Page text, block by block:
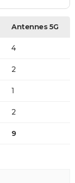
Antennes 5G
4
2
1
2
9